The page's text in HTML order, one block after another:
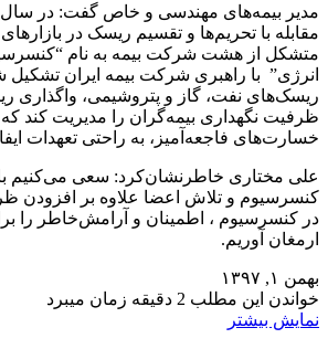
مدیر بیمه‌های مهندسی و خاص گفت: در
مقابله با تحریم‌ها و تقسیم ریسک در
متشکل از هشت شرکت بیمه به نام
انرژی” با راهبری شرکت بیمه ایران تشکیل
ریسک‌های نفت، گاز و پتروشیمی، واگذاری
ظرفیت نگهداری بیمه‌گران را مدیریت کند
خسارت‌های فاجعه‌آمیز، به راحتی تعهدات
علی مختاری خاطرنشان‌کرد: سعی می‌کنیم
کنسرسیوم و تلاش اعضا علاوه بر افزودن
در کنسرسیوم ، اطمینان و آرامش‌خاطر را
ارمغان ‌آوریم.
بهمن ۱, ۱۳۹۷
خواندن این مطلب 2 دقیقه زمان میبرد
نمایش بیشتر